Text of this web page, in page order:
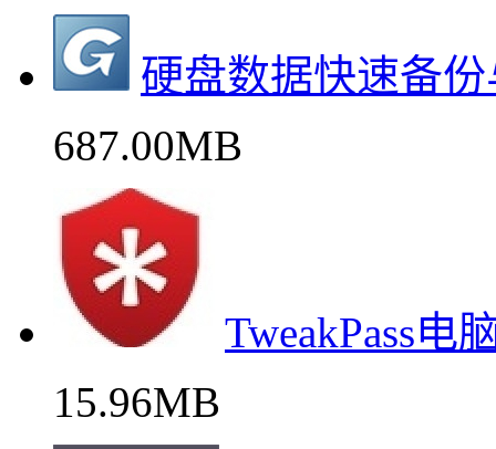
硬盘数据快速备
687.00MB
TweakPass电
15.96MB